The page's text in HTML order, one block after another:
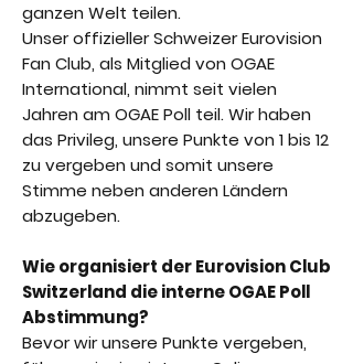
ganzen Welt teilen.
Unser offizieller Schweizer Eurovision
Fan Club, als Mitglied von OGAE
International, nimmt seit vielen
Jahren am OGAE Poll teil. Wir haben
das Privileg, unsere Punkte von 1 bis 12
zu vergeben und somit unsere
Stimme neben anderen Ländern
abzugeben.
Wie organisiert der Eurovision Club
Switzerland die interne OGAE Poll
Abstimmung?
Bevor wir unsere Punkte vergeben,